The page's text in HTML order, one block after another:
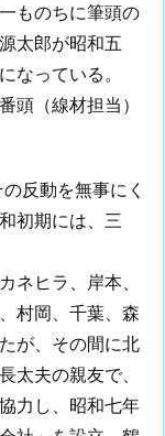
ものちに筆頭の
太郎が昭和五
なっている。
頭（線材担当）
反動を無事にく
初期には、三
ネヒラ、岸本、
村岡、千葉、森
が、その間に北
太夫の親友で、
力し、昭和七年